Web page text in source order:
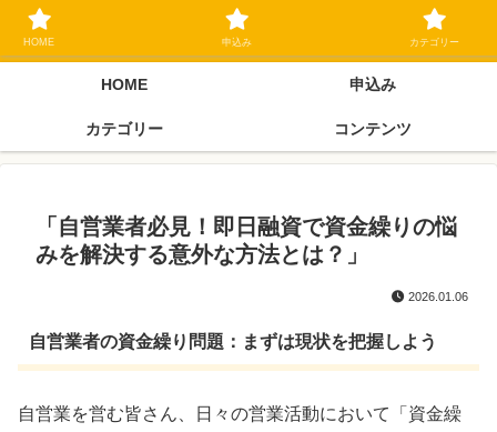
ブラックリスト長期延滞中でもOK 独自審査フリーローン 在籍確認なしの街
金クローネにご相談ください
HOME 申込み
カテゴリー コンテンツ
「自営業者必見！即日融資で資金繰りの悩
みを解決する意外な方法とは？」
2026.01.06
自営業者の資金繰り問題：まずは現状を把握しよう
自営業を営む皆さん、日々の営業活動において「資金繰
HOME 申込み カテゴリー